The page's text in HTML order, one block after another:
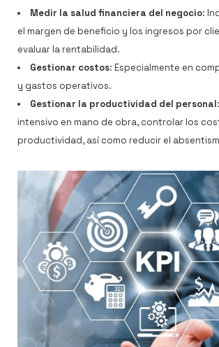
Medir la salud financiera del negocio:
el margen de beneficio y los ingresos por
evaluar la rentabilidad.
Gestionar costos: Especialmente en
y gastos operativos.
Gestionar la productividad del personal
intensivo en mano de obra, controlar los
productividad, así como reducir el